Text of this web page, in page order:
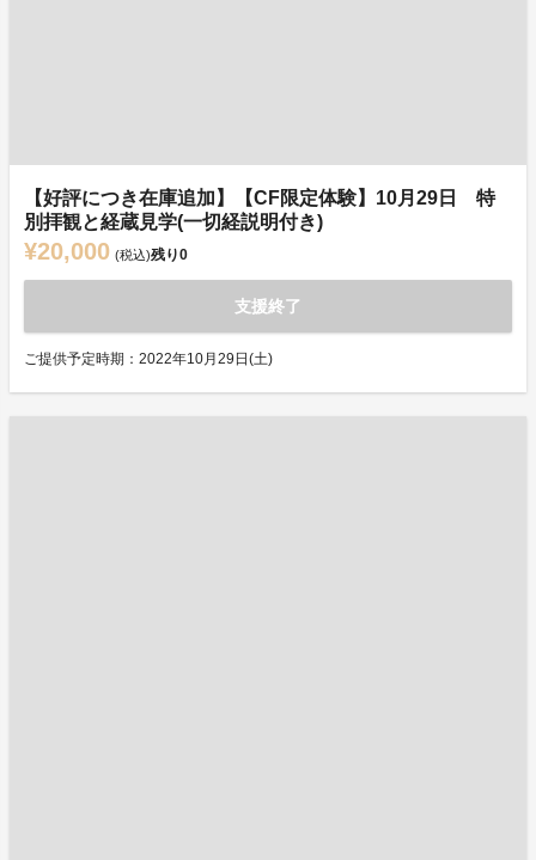
【好評につき在庫追加】【CF限定体験】10月29日 特
別拝観と経蔵見学(一切経説明付き)
¥20,000 (税込)残り0
支援終了
ご提供予定時期：2022年10月29日(土)